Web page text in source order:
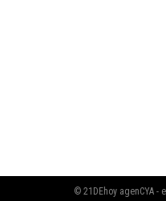
© 21DEhoy agenCYA -